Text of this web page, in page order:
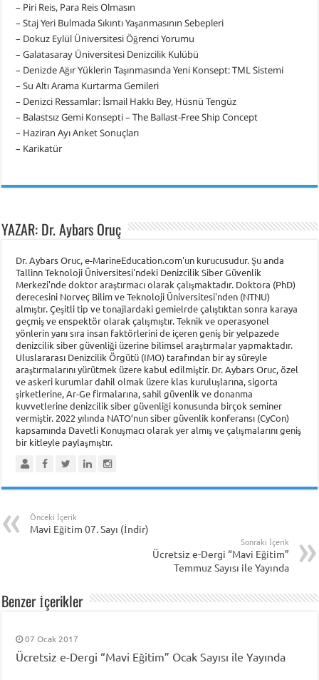
– Piri Reis, Para Reis Olmasın
– Staj Yeri Bulmada Sıkıntı Yaşanmasının Sebepleri
– Dokuz Eylül Üniversitesi Öğrenci Yorumu
– Galatasaray Üniversitesi Denizcilik Kulübü
– Denizde Ağır Yüklerin Taşınmasında Yeni Konsept: TML Sistemi
– Su Altı Arama Kurtarma Gemileri
– Denizci Ressamlar: İsmail Hakkı Bey, Hüsnü Tengüz
– Balastsız Gemi Konsepti – The Ballast-Free Ship Concept
– Haziran Ayı Anket Sonuçları
– Karikatür
YAZAR: Dr. Aybars Oruç
Dr. Aybars Oruc, e-MarineEducation.com'un kurucusudur. Şu anda
Tallinn Teknoloji Üniversitesi'ndeki Denizcilik Siber Güvenlik
Merkezi'nde doktor araştırmacı olarak çalışmaktadır. Doktora (PhD)
derecesini Norveç Bilim ve Teknoloji Üniversitesi'nden (NTNU)
almıştır. Çeşitli tip ve tonajlardaki gemielrde çalıştıktan sonra karaya
geçmiş ve enspektör olarak çalışmıştır. Teknik ve operasyonel
yönlerin yanı sıra insan faktörlerini de içeren geniş bir yelpazede
denizcilik siber güvenliği üzerine bilimsel araştırmalar yapmaktadır.
Uluslararası Denizcilik Örgütü (IMO) tarafından bir ay süreyle
araştırmalarını yürütmek üzere kabul edilmiştir. Dr. Aybars Oruc, özel
ve askeri kurumlar dahil olmak üzere klas kuruluşlarına, sigorta
şirketlerine, Ar-Ge firmalarına, sahil güvenlik ve donanma
kuvvetlerine denizcilik siber güvenliği konusunda birçok seminer
vermiştir. 2022 yılında NATO’nun siber güvenlik konferansı (CyCon)
kapsamında Davetli Konuşmacı olarak yer almış ve çalışmalarını geniş
bir kitleyle paylaşmıştır.
Önceki İçerik
Mavi Eğitim 07. Sayı (İndir)
Sonraki İçerik
Ücretsiz e-Dergi “Mavi Eğitim”
Temmuz Sayısı ile Yayında
Benzer İçerikler
07 Ocak 2017
Ücretsiz e-Dergi “Mavi Eğitim” Ocak Sayısı ile Yayında